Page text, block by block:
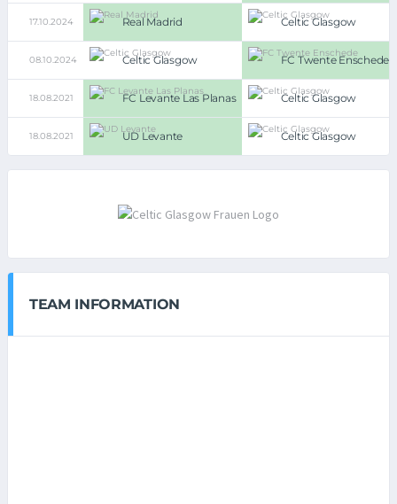
17.10.2024 Real Madrid Celtic Glasgow
08.10.2024 Celtic Glasgow FC Twente Enschede
18.08.2021 FC Levante Las Planas Celtic Glasgow
18.08.2021 UD Levante Celtic Glasgow
TEAM INFORMATION